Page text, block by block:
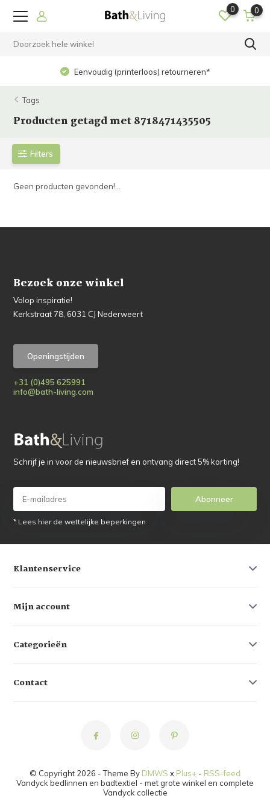
0 0
Eenvoudig (printerloos) retourneren*
Tags
Producten getagd met 8718471435505
Filters
Geen producten gevonden!...
Bezoek onze winkel
Volop inspiratie!
Kerkstraat 78, 6031 CJ Nederweert
Openingstijden
+31 (0)495 625991
info@bath-living.com
Schrijf je in voor de nieuwsbrief en ontvang direct 5% korting!
Abonneer
* Lees hier de wettelijke beperkingen
Klantenservice
Mijn account
Categorieën
Contact
© Copyright 2026 - Theme By DMWS x Plus+ - RSS-feed
Vandyck bedlinnen en badtextiel - met grote winkel en complete
Vandyck collectie